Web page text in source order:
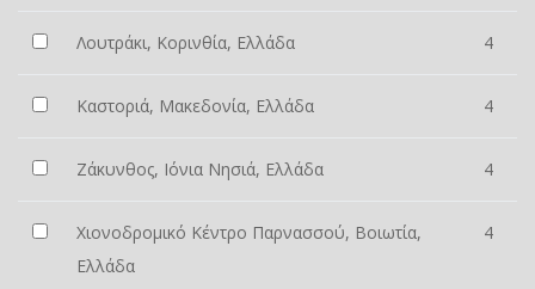
Λουτράκι, Κορινθία, Ελλάδα 4
Καστοριά, Μακεδονία, Ελλάδα 4
Ζάκυνθος, Ιόνια Νησιά, Ελλάδα 4
Χιονοδρομικό Κέντρο Παρνασσού, Βοιωτία,
Ελλάδα
4